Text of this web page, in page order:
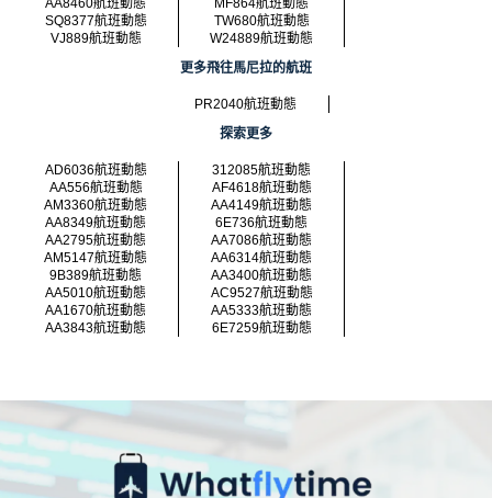
AA8460航班動態
MF864航班動態
SQ8377航班動態
TW680航班動態
VJ889航班動態
W24889航班動態
更多飛往馬尼拉的航班
PR2040航班動態
探索更多
AD6036航班動態
312085航班動態
AA556航班動態
AF4618航班動態
AM3360航班動態
AA4149航班動態
AA8349航班動態
6E736航班動態
AA2795航班動態
AA7086航班動態
AM5147航班動態
AA6314航班動態
9B389航班動態
AA3400航班動態
AA5010航班動態
AC9527航班動態
AA1670航班動態
AA5333航班動態
AA3843航班動態
6E7259航班動態